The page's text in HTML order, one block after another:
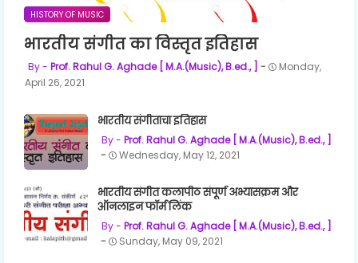
HISTORY OF MUSIC
भारतीय संगीत का विस्तृत इतिहास
Prof. Rahul G. Aghade [ M.A.(Music), B.ed., ]
Monday,
April 26, 2021
भारतीय संगीताचा इतिहास
Prof. Rahul G. Aghade [ M.A.(Music), B.ed., ]
Wednesday, May 12, 2021
भारतीय संगीत कलापीठ संपूर्ण अभ्यासक्रम और
ऑनलाइन फॉर्म लिंक
Prof. Rahul G. Aghade [ M.A.(Music), B.ed., ]
Sunday, May 09, 2021